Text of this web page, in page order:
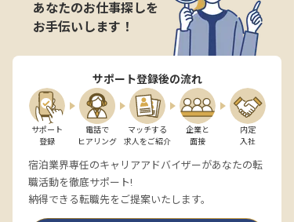
あなたのお仕事探しを
お手伝いします！
サポート登録後の流れ
サポート
登録
電話で
ヒアリング
マッチする
求人をご紹介
企業と
面接
内定
入社
宿泊業界専任のキャリアアドバイザーがあなたの転
職活動を徹底サポート!
納得できる転職先をご提案いたします。